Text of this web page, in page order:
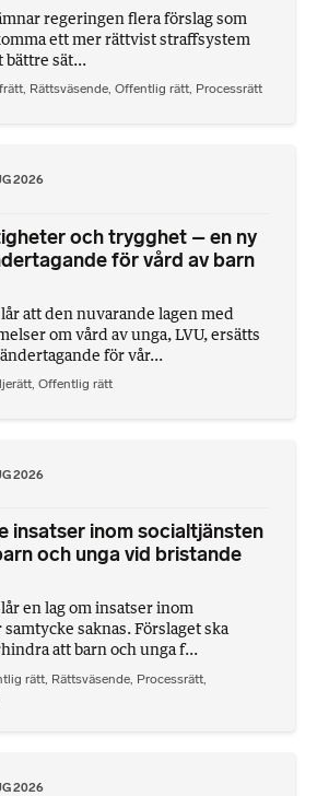
regeringen flera förslag som
ett mer rättvist straffsystem
bättre sät...
, Rättsväsende, Offentlig rätt, Processrätt
2026
och trygghet – en ny
för vård av barn
att den nuvarande lagen med
om vård av unga, LVU, ersätts
för vår...
, Offentlig rätt
2026
insatser inom socialtjänsten
och unga vid bristande
en lag om insatser inom
saknas. Förslaget ska
att barn och unga f...
rätt, Rättsväsende, Processrätt,
2026